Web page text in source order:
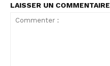
LAISSER UN COMMENTAIRE